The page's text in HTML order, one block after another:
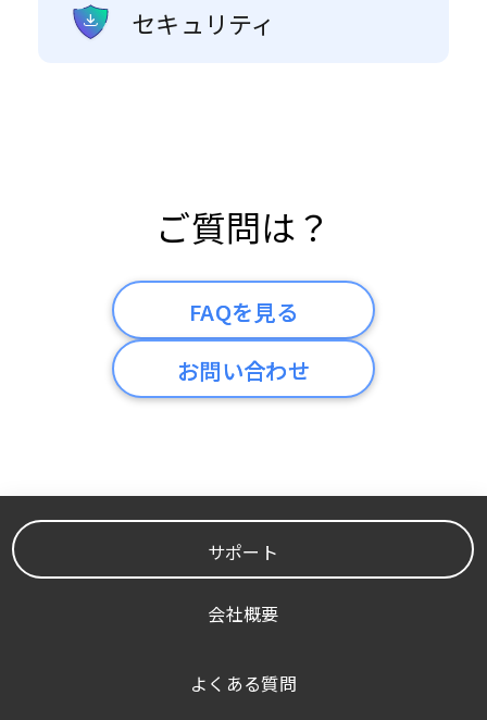
セキュリティ
ご質問は？
FAQを見る
お問い合わせ
サポート
会社概要
よくある質問